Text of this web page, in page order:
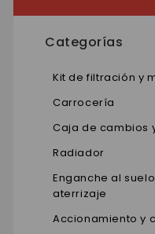
Categorías
Kit de filtración y
Carrocería
Caja de cambios
Radiador
Enganche al
aterrizaje
Accionamiento y